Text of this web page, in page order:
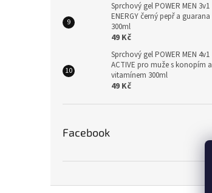
Sprchový gel POWER MEN 3v1
ENERGY černý pepř a guarana
300ml
49 Kč
Sprchový gel POWER MEN 4v1
ACTIVE pro muže s konopím a
vitamínem 300ml
49 Kč
Facebook